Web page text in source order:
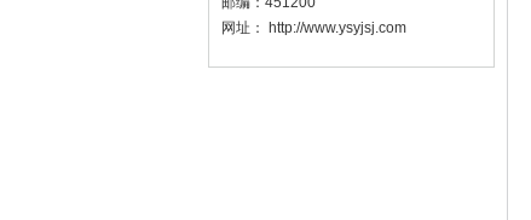
网址：
http://www.ysyjsj.com